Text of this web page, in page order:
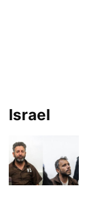
Israel